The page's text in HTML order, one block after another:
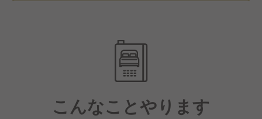
こんなことやります